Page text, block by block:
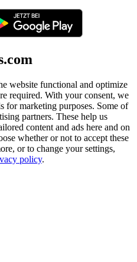
website functional and optimize
required. With your consent, we
for marketing purposes. Some of
partners. These help us
content and ads here and on
whether or not to accept these
or to change your settings,
policy.